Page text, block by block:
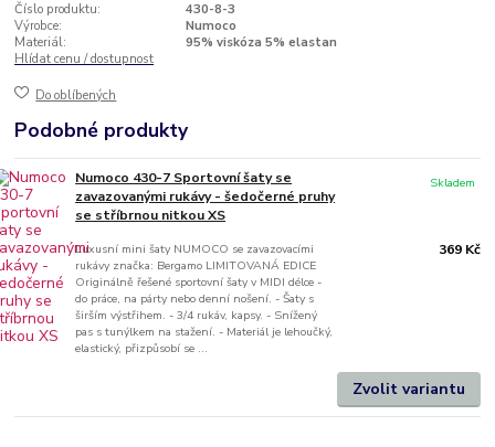
Číslo produktu:
430-8-3
Výrobce:
Numoco
Materiál:
95% viskóza 5% elastan
Hlídat cenu / dostupnost
Do oblíbených
Podobné produkty
Numoco 430-7 Sportovní šaty se
zavazovanými rukávy - šedočerné pruhy
se stříbrnou nitkou XS
Luxusní mini šaty NUMOCO se zavazovacími
rukávy značka: Bergamo LIMITOVANÁ EDICE
Originálně řešené sportovní šaty v MIDI délce -
do práce, na párty nebo denní nošení. - Šaty s
širším výstřihem. - 3/4 rukáv, kapsy. - Snížený
pas s tunýlkem na stažení. - Materiál je lehoučký,
elastický, přizpůsobí se ...
369 Kč
Skladem
Zvolit variantu